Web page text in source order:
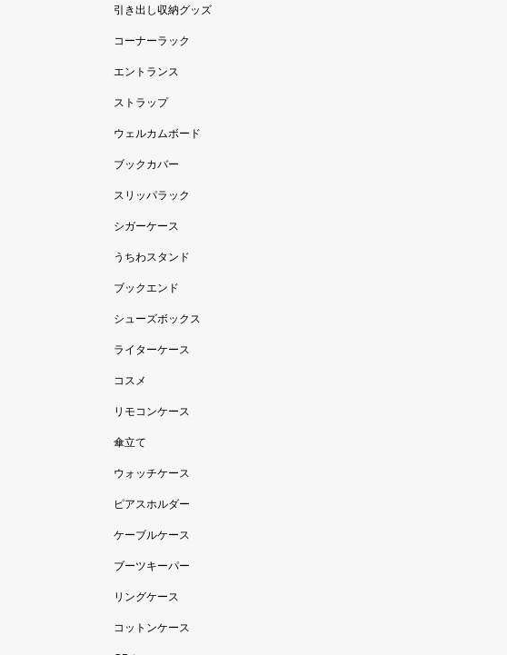
引き出し収納グッズ
コーナーラック
エントランス
ストラップ
ウェルカムボード
ブックカバー
スリッパラック
シガーケース
うちわスタンド
ブックエンド
シューズボックス
ライターケース
コスメ
リモコンケース
傘立て
ウォッチケース
ピアスホルダー
ケーブルケース
ブーツキーパー
リングケース
コットンケース